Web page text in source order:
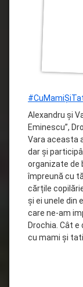
Alexandru și
Eminescu”,
Vara aceasta
dar și
organizate de
împreună cu
cărțile
și ei unele din
care ne-am
Drochia. Cât
cu mami și